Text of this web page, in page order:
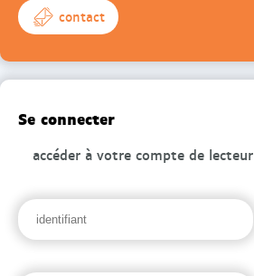
contact
Se connecter
accéder à votre compte de lecteur